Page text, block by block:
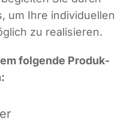
um Ihre indi­vi­du­el­len
zu realisieren.
fol­gen­de Pro­duk­